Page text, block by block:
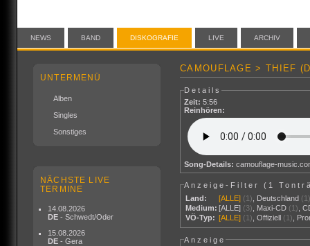
NEWS BAND DISKOGRAFIE LIVE ARCHIV
UNTERMENÜ
Alben
Singles
Sonstiges
NÄCHSTE LIVE
TERMINE
14.08.2026
DE - Schwedt/Oder
15.08.2026
DE - Gera
CAMOUFLAGE > THIEF
Details
Zeit: 5:56
Reinhören:
Song-Details: camouflage-
Anzeige-Filter ( 1
Land:
[ALLE] (1) Deutschland
Medium: [ALLE] (3) Maxi-CD (1) ,
VÖ-Typ: [ALLE] (1) ,Offiziell (1)
Anzeige